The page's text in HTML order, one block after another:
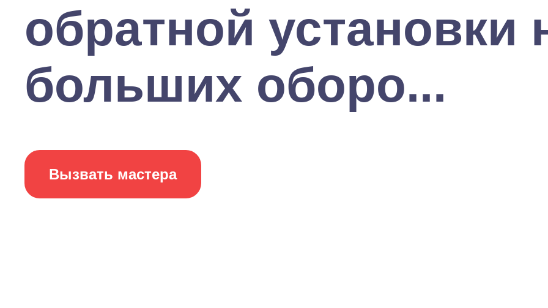
обратной установки
больших оборо...
Вызвать мастера